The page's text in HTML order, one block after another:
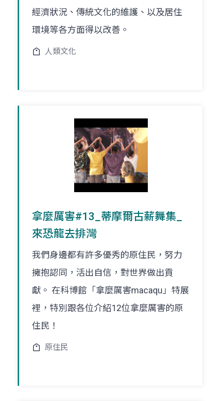
經濟狀況、傳統文化的維護、以及居住
環境等各方面得以改善。
人類文化
拿麼厲害#13_蒂摩爾古薪舞集_
來恐龍去排灣
我們身邊都有許多優秀的原住民，努力
擁抱認同，活出自信，對世界做出貢
獻。 在科博館「拿麼厲害macaqu」特展
裡，特別跟各位介紹12位拿麼厲害的原
住民！
原住民